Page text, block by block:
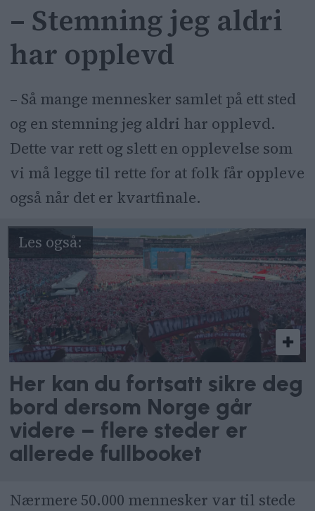
– Stemning jeg aldri
har opplevd
– Så mange mennesker samlet på ett sted
og en stemning jeg aldri har opplevd.
Dette var rett og slett en opplevelse som
vi må legge til rette for at folk får oppleve
også når det er kvartfinale.
Her kan du fortsatt sikre deg
bord dersom Norge går
videre – flere steder er
allerede fullbooket
Nærmere 50.000 mennesker var til stede